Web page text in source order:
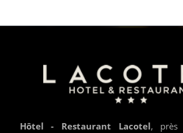
Hôtel - Restaurant Lacotel, près